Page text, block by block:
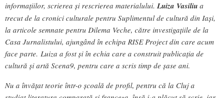
informațiilor, scrierea și rescrierea materialului.Luiza Vasiliu a
trecut de la cronici culturale pentru Suplimentul de cultură din Iași,
la articole semnate pentru Dilema Veche, către investigațiile de la
Casa Jurnalistului, ajungând în echipa RISE Project din care acum
face parte. Luiza a fost și în echia care a construit publicația de
cultură și artă Scena9, pentru care a scris timp de șase ani.
Nu a învățat teorie într-o școală de profil, pentru că la Cluj a